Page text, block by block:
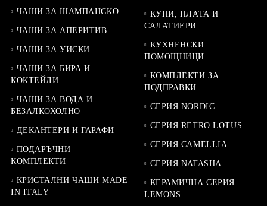
ЧАШИ ЗА ШАМПАНСКО
ЧАШИ ЗА АПЕРИТИВ
ЧАШИ ЗА УИСКИ
ЧАШИ ЗА БИРА И
КОКТЕЙЛИ
ЧАШИ ЗА ВОДА И
БЕЗАЛКОХОЛНО
ДЕКАНТЕРИ И ГАРАФИ
ПОДАРЪЧНИ
КОМПЛЕКТИ
КРИСТАЛНИ ЧАШИ MADE
IN ITALY
КУПИ, ПЛАТА И
САЛАТИЕРИ
КУХНЕНСКИ
ПОМОЩНИЦИ
КОМПЛЕКТИ ЗА
ПОДПРАВКИ
СЕРИЯ NORDIC
СЕРИЯ RETRO LOTUS
СЕРИЯ CAMELLIA
СЕРИЯ NATASHA
КЕРАМИЧНА СЕРИЯ
LEMONS